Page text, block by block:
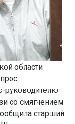
области
руководителю
со смягчением
старший